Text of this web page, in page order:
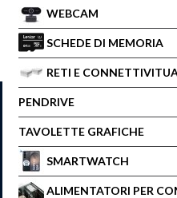
WEBCAM
SCHEDE DI MEMORIA
RETI E
PENDRIVE
TAVOLETTE GRAFICHE
SMARTWATCH
ALIMENTATORI PER